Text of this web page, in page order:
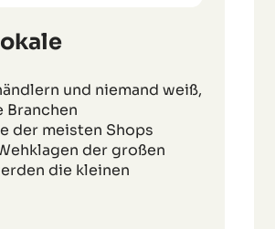
und niemand weiß,
Branchen
der meisten Shops
der großen
die kleinen